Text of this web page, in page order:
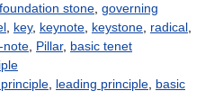
foundation stone governing
key, keynote keystone radical
note Pillar, basic tenet
leading principle basic